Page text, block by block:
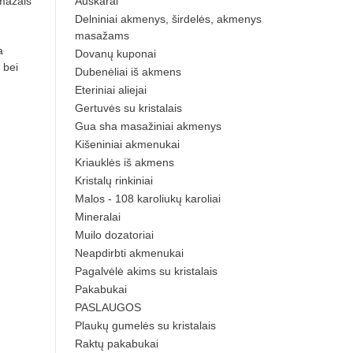
bei
Delniniai akmenys, širdelės, akmenys
masažams
Dovanų kuponai
Dubenėliai iš akmens
Eteriniai aliejai
Gertuvės su kristalais
Gua sha masažiniai akmenys
Kišeniniai akmenukai
Kriauklės iš akmens
Kristalų rinkiniai
Malos - 108 karoliukų karoliai
Mineralai
Muilo dozatoriai
Neapdirbti akmenukai
Pagalvėlė akims su kristalais
Pakabukai
PASLAUGOS
Plaukų gumelės su kristalais
Raktų pakabukai